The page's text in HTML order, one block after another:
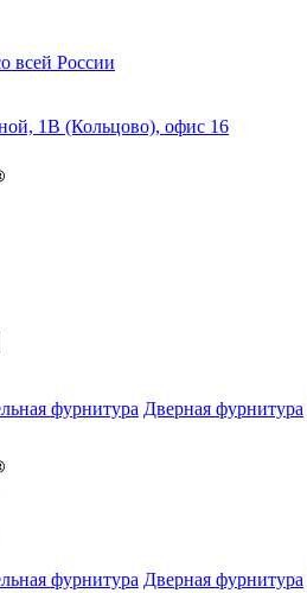
всей России
1В (Кольцово), офис 16
фурнитура Дверная фурнитура
фурнитура Дверная фурнитура